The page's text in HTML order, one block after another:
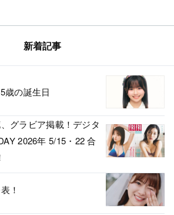
新着記事
歳の誕生日
グラビア掲載！デジタ
2026年 5/15・22 合
！